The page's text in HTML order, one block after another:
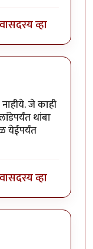
सदस्य व्हा
जे काही
थांबा
येईपर्यंत
सदस्य व्हा